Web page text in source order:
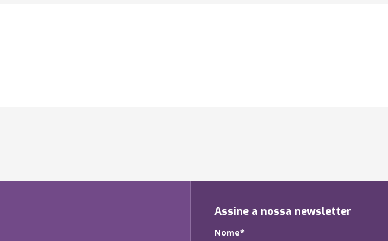
Assine a nossa newsletter
Nome*